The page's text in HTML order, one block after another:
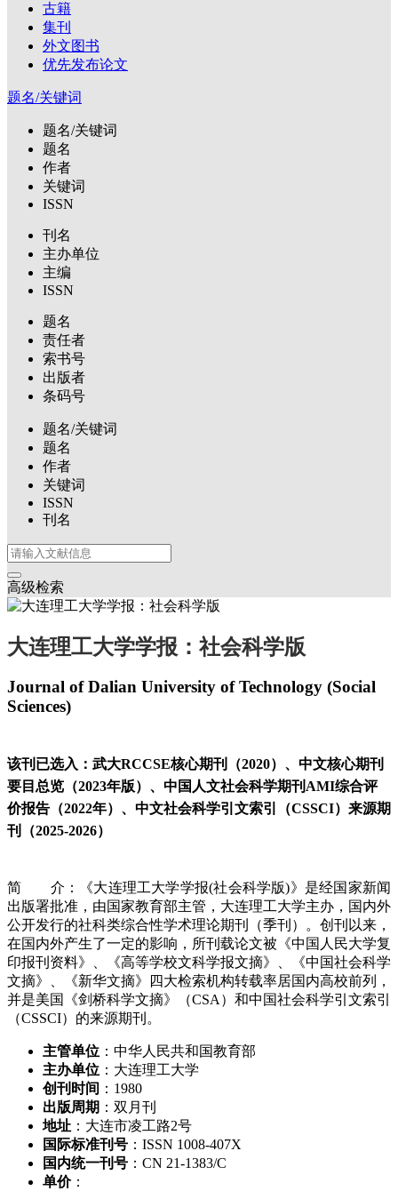
古籍
集刊
外文图书
优先发布论文
题名/关键词
题名/关键词
题名
作者
关键词
ISSN
刊名
主办单位
主编
ISSN
题名
责任者
索书号
出版者
条码号
题名/关键词
题名
作者
关键词
ISSN
刊名
高级检索
大连理工大学学报：社会科学版
Journal of Dalian University of Technology (Social
Sciences)
该刊已选入：武大RCCSE核心期刊（2020）、中文核心期刊
要目总览（2023年版）、中国人文社会科学期刊AMI综合评
价报告（2022年）、中文社会科学引文索引（CSSCI）来源期
刊（2025-2026）
简 介：《大连理工大学学报(社会科学版)》是经国家新闻
出版署批准，由国家教育部主管，大连理工大学主办，国内外
公开发行的社科类综合性学术理论期刊（季刊）。创刊以来，
在国内外产生了一定的影响，所刊载论文被《中国人民大学复
印报刊资料》、《高等学校文科学报文摘》、《中国社会科学
文摘》、《新华文摘》四大检索机构转载率居国内高校前列，
并是美国《剑桥科学文摘》（CSA）和中国社会科学引文索引
（CSSCI）的来源期刊。
主管单位 ：中华人民共和国教育部
主办单位 ：大连理工大学
创刊时间 ：1980
出版周期 ：双月刊
地址 ：大连市凌工路2号
国际标准刊号 ：ISSN 1008-407X
国内统一刊号 ：CN 21-1383/C
单价：